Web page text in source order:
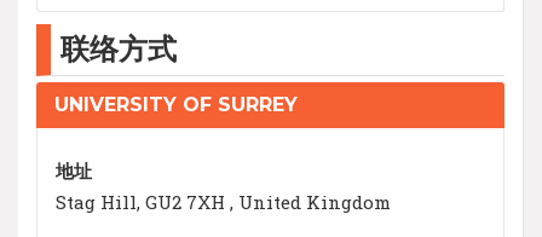
联络方式
UNIVERSITY OF SURREY
地址
Stag Hill, GU2 7XH , United Kingdom